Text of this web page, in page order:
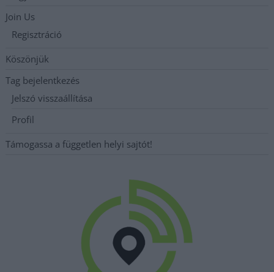
Join Us
Regisztráció
Köszönjük
Tag bejelentkezés
Jelszó visszaállítása
Profil
Támogassa a független helyi sajtót!